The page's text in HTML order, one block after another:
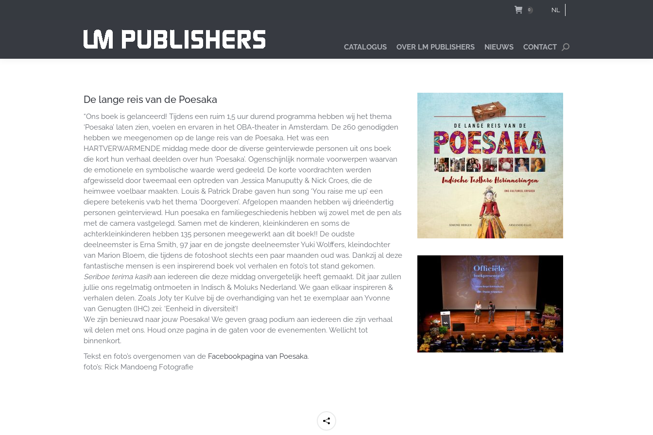
0 NL
CATALOGUS OVER LM PUBLISHERS NIEUWS CONTACT Search:
De lange reis van de Poesaka
“Ons boek is gelanceerd! Tijdens een ruim 1,5 uur durend programma hebben wij het thema
‘Poesaka’ laten zien, voelen en ervaren in het OBA-theater in Amsterdam. De 260 genodigden
hebben we meegenomen op de lange reis van de Poesaka. Het was een
HARTVERWARMENDE middag mede door de diverse geïnterviewde personen uit ons boek
die kort hun verhaal deelden over hun ‘Poesaka’. Ogenschijnlijk normale voorwerpen waarvan
de emotionele en symbolische waarde werd gedeeld. De korte voordrachten werden
afgewisseld door tweemaal een optreden van Jessica Manuputty & Nick Croes, die de
heimwee voelbaar maakten. Louis & Patrick Drabe gaven hun song ‘You raise me up’ een
diepere betekenis vwb het thema ‘Doorgeven’. Afgelopen maanden hebben wij drieëndertig
personen geïnterviewd. Hun poesaka en familiegeschiedenis hebben wij zowel met de pen als
met de camera vastgelegd. Samen met de kinderen, kleinkinderen en soms de
achterkleinkinderen hebben 135 personen meegewerkt aan dit boek!! De oudste
deelneemster is Erna Smith, 97 jaar en de jongste deelneemster Yuki Wolffers, kleindochter
van Marion Bloem, die tijdens de fotoshoot slechts een paar maanden oud was. Dankzij al deze
fantastische mensen is een inspirerend boek vol verhalen en foto’s tot stand gekomen.
Seriboe terima kasih aan iedereen die deze middag onvergetelijk heeft gemaakt. Dit jaar zullen
jullie ons regelmatig ontmoeten in Indisch & Moluks Nederland. We gaan elkaar inspireren &
verhalen delen. Zoals Joty ter Kulve bij de overhandiging van het 1e exemplaar aan Yvonne
van Genugten (IHC) zei: ‘Eenheid in diversiteit’!
We zijn benieuwd naar jouw Poesaka! We geven graag podium aan iedereen die zijn verhaal
wil delen met ons. Houd onze pagina in de gaten voor de evenementen. Wellicht tot
binnenkort.
Tekst en foto’s overgenomen van de Facebookpagina van Poesaka.
foto’s: Rick Mandoeng Fotografie